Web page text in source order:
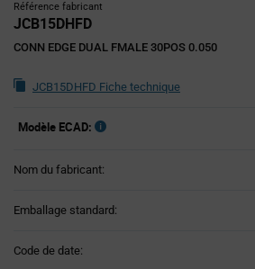
Référence fabricant
JCB15DHFD
CONN EDGE DUAL FMALE 30POS 0.050
JCB15DHFD Fiche technique
Modèle ECAD:
Nom du fabricant:
Emballage standard:
Code de date: